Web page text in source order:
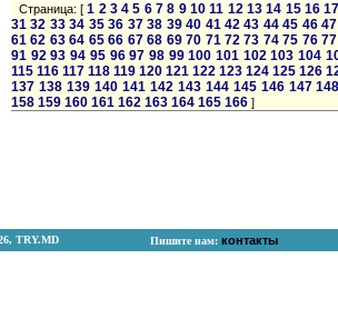
Страница: [1 2 3 4 5 6 7 8 9 10 11 12 13 14 15 16
31 32 33 34 35 36 37 38 39 40 41 42 43 44 45 46 47
61 62 63 64 65 66 67 68 69 70 71 72 73 74 75 76 77
91 92 93 94 95 96 97 98 99 100 101 102 103 104
115 116 117 118 119 120 121 122 123 124 125 126
137 138 139 140 141 142 143 144 145 146 147
158 159 160 161 162 163 164 165 166 ]
TRY.MD Пишите нам: контакты